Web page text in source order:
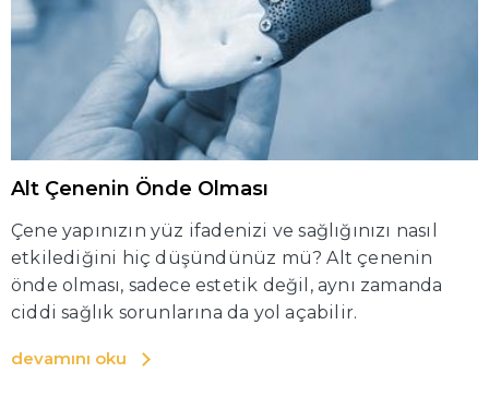
Alt Çenenin Önde Olması
Çene yapınızın yüz ifadenizi ve sağlığınızı nasıl
etkilediğini hiç düşündünüz mü? Alt çenenin
önde olması, sadece estetik değil, aynı zamanda
ciddi sağlık sorunlarına da yol açabilir.
devamını oku